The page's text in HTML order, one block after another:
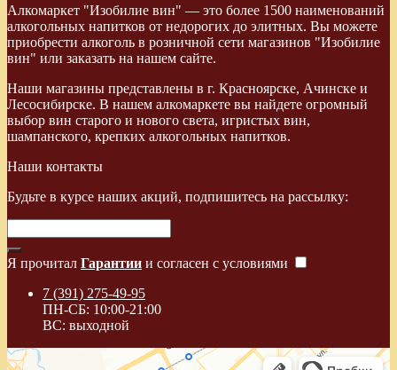
Алкомаркет "Изобилие вин" — это более 1500 наименований
алкогольных напитков от недорогих до элитных. Вы можете
приобрести алкоголь в розничной сети магазинов "Изобилие
вин" или заказать на нашем сайте.
Наши магазины представлены в г. Красноярске, Ачинске и
Лесосибирске. В нашем алкомаркете вы найдете огромный
выбор вин старого и нового света, игристых вин,
шампанского, крепких алкогольных напитков.
Наши контакты
Будьте в курсе наших акций, подпишитесь на рассылку:
Я прочитал Гарантии и согласен с условиями
7 (391) 275-49-95
ПН-СБ: 10:00-21:00
ВС: выходной